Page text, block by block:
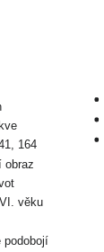
164
obraz
věku
podobojí